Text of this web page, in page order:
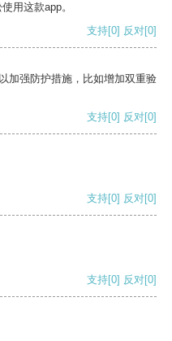
用这款app。
支持[0] 反对[0]
加强防护措施，比如增加双重验
支持[0] 反对[0]
支持[0] 反对[0]
支持[0] 反对[0]